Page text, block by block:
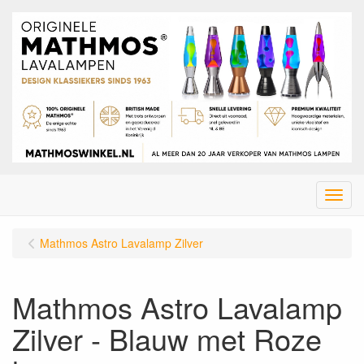
Menu
Mathmos Astro Lavalamp Zilver
Mathmos Astro Lavalamp
Zilver - Blauw met Roze